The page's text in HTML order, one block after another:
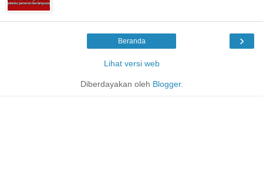
›
Beranda
Lihat versi web
Diberdayakan oleh Blogger.